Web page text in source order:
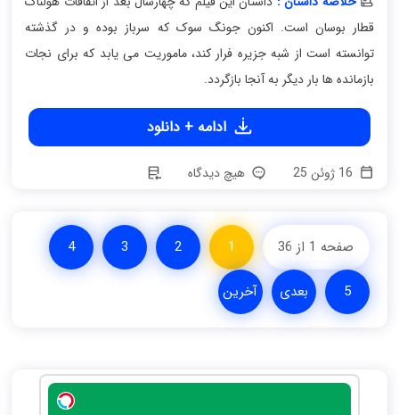
قطار بوسان است. اکنون جونگ سوک که سرباز بوده و در گذشته
توانسته است از شبه جزیره فرار کند، ماموریت می یابد که برای نجات
بازمانده ها بار دیگر به آنجا بازگردد.
ادامه + دانلود
هیچ دیدگاه
صفحه 1 از 36 1
2
3
4
5 بعدی آخرین